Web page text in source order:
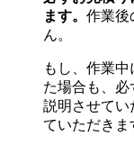
ます。 作業後
ん。
もし、作業
た場合も、
説明させてい
ていただきま